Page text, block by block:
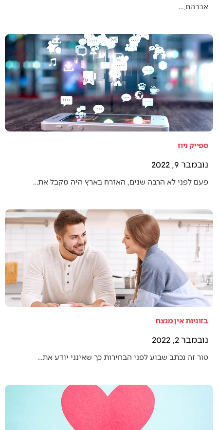
אברהם,…
ספייק ניוז
נובמבר 9, 2022
פעם לפני לא הרבה שנים, האזרח בארץ היה מקבל את…
בזוגיות אין מנצח
נובמבר 2, 2022
טור זה נכתב שבוע לפני הבחירות כך שאינני יודע את…